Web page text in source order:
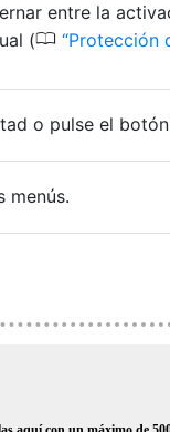
entre la
(0 Protección
o pulse el botón
menús.